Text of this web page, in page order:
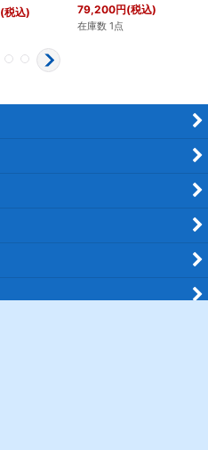
(税込)
79,200円(税込)
在庫数 1点